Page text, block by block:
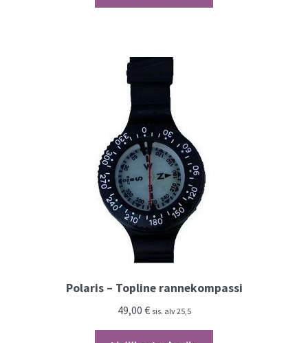
Polaris – Topline rannekompassi
49,00 € sis. alv 25,5